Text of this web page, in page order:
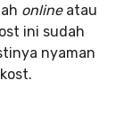
online atau
ini sudah
nyaman